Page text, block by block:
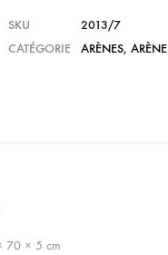
SKU
2013/7
CATÉGORIE
ARÈNES,
70 × 5 cm